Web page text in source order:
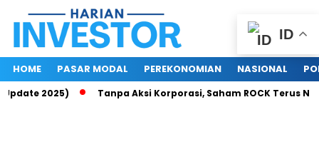
HOME PASAR MODAL PEREKONOMIAN NASIONAL
2025) Tanpa Aksi Korporasi, Saham ROCK Terus Naik,
ID